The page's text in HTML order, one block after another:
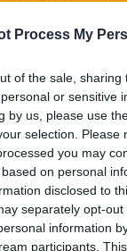
Process My
of the sale, sharing
or sensitive
by us, please use
selection. Please
you may
on personal
disclosed to
separately opt-
information
participants.